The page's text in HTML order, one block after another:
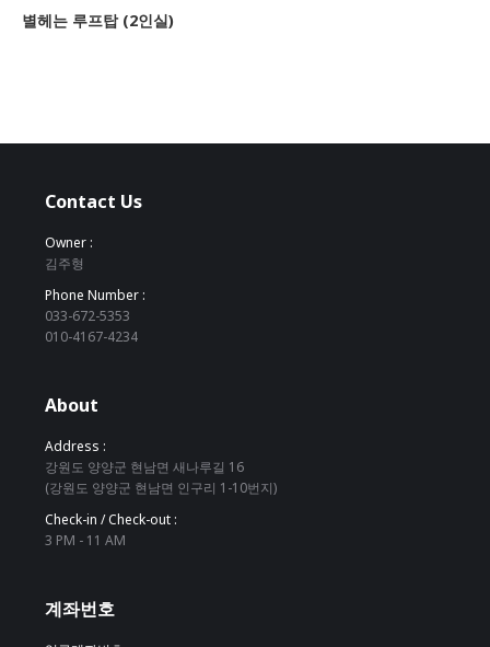
별헤는 루프탑 (2인실)
Contact Us
Owner :
김주형
Phone Number :
033-672-5353
010-4167-4234
About
Address :
강원도 양양군 현남면 새나루길 16
(강원도 양양군 현남면 인구리 1-10번지)
Check-in / Check-out :
3 PM - 11 AM
계좌번호